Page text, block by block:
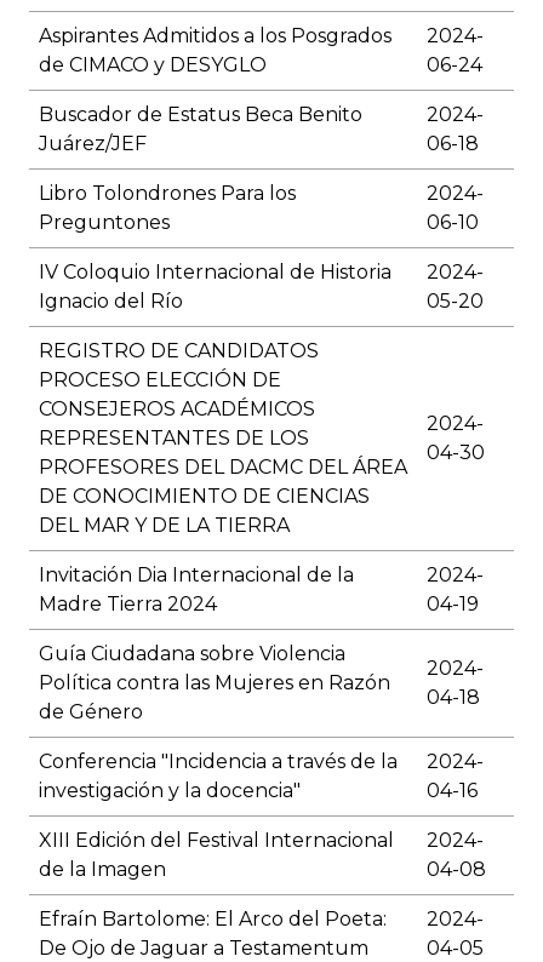
Aspirantes Admitidos a los Posgrados
de CIMACO y DESYGLO
2024-
06-24
Buscador de Estatus Beca Benito
Juárez/JEF
2024-
06-18
Libro Tolondrones Para los
Preguntones
2024-
06-10
IV Coloquio Internacional de Historia
Ignacio del Río
2024-
05-20
REGISTRO DE CANDIDATOS
PROCESO ELECCIÓN DE
CONSEJEROS ACADÉMICOS
REPRESENTANTES DE LOS
PROFESORES DEL DACMC DEL ÁREA
DE CONOCIMIENTO DE CIENCIAS
DEL MAR Y DE LA TIERRA
2024-
04-30
Invitación Dia Internacional de la
Madre Tierra 2024
2024-
04-19
Guía Ciudadana sobre Violencia
Política contra las Mujeres en Razón
de Género
2024-
04-18
Conferencia "Incidencia a través de la
investigación y la docencia"
2024-
04-16
XIII Edición del Festival Internacional
de la Imagen
2024-
04-08
Efraín Bartolome: El Arco del Poeta:
De Ojo de Jaguar a Testamentum
2024-
04-05